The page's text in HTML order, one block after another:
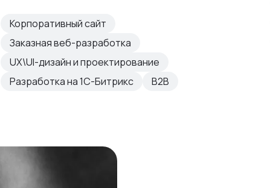
Корпоративный сайт
Заказная веб-разработка
UX\UI-дизайн и проектирование
Разработка на 1С-Битрикс
B2B